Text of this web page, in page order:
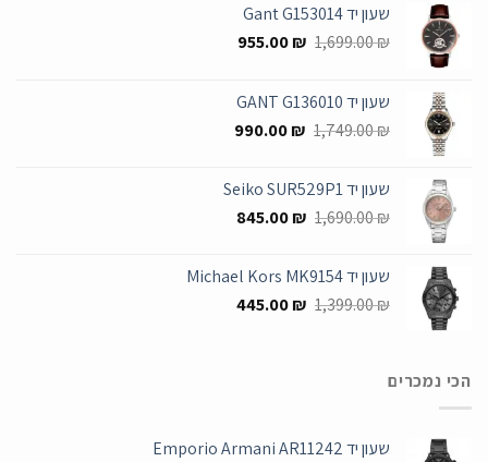
שעון יד Gant G153014
1,699.00₪
המחיר
1,699.00 ₪.
955.00₪
המחיר
955.00 ₪.
שעון יד GANT G136010
1,749.00₪
המחיר
1,749.00 ₪.
990.00₪
המחיר
990.00 ₪.
שעון יד Seiko SUR529P1
1,690.00₪
המחיר
1,690.00 ₪.
845.00₪
המחיר
845.00 ₪.
שעון יד Michael Kors MK9154
1,399.00₪
המחיר
445.00₪
המחיר
הכי נמכרים
שעון יד Emporio Armani AR11242